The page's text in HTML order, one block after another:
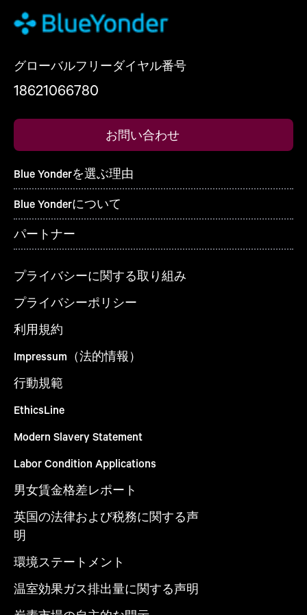
グローバルフリーダイヤル番号
18621066780
お問い合わせ
Blue Yonderを選ぶ理由
Blue Yonderについて
パートナー
プライバシーに関する取り組み
プライバシーポリシー
利用規約
Impressum（法的情報）
行動規範
EthicsLine
Modern Slavery Statement
Labor Condition Applications
男女賃金格差レポート
英国の法律および税務に関する声
明
環境ステートメント
温室効果ガス排出量に関する声明